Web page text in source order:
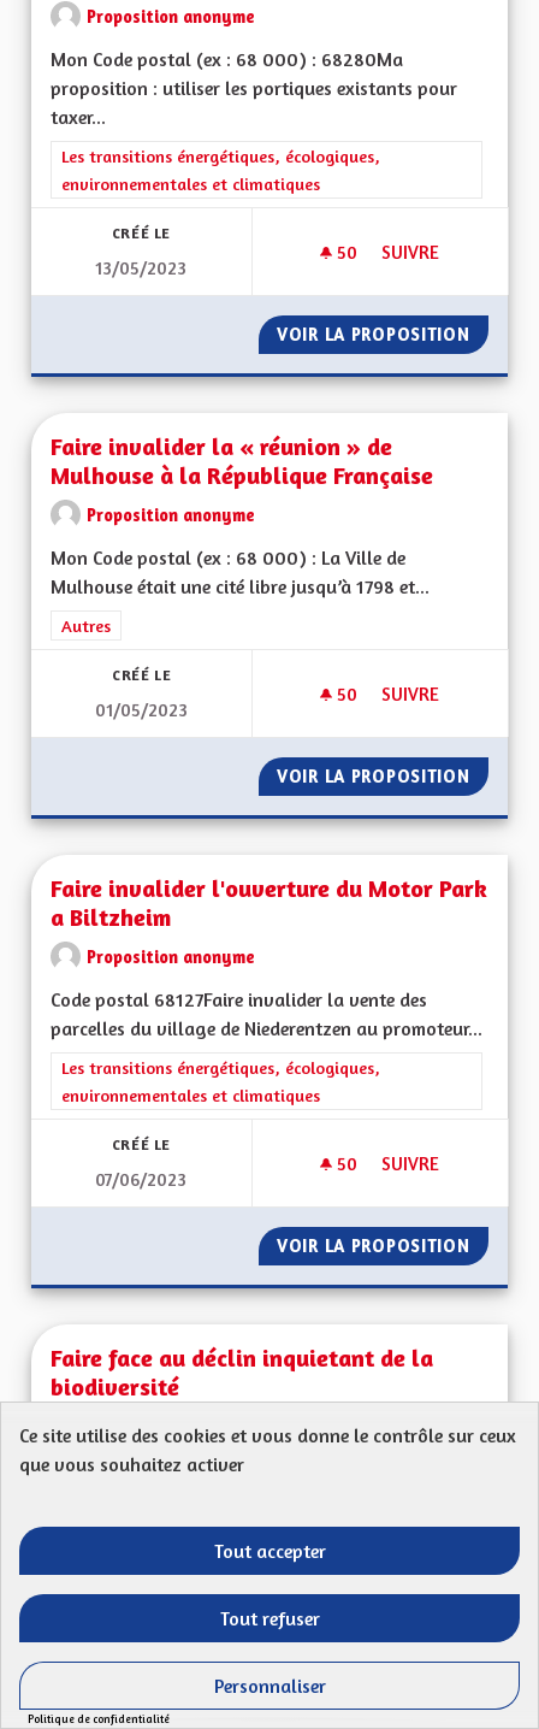
Proposition anonyme
Mon Code postal (ex : 68 000) : 68280Ma
proposition : utiliser les portiques existants pour
taxer...
Filtrer les résultats de la catégorie : Les transitions
Les transitions énergétiques, écologiques,
environnementales et climatiques
CRÉÉ LE
13/05/2023
50 50 ABONNÉS
SUIVRE
VOIR LA PROPOSITION FAIRE
Faire invalider la « réunion » de
Mulhouse à la République Française
Proposition anonyme
Mon Code postal (ex : 68 000) : La Ville de
Mulhouse était une cité libre jusqu’à 1798 et...
Filtrer les résultats de la catégorie : Autres
Autres
CRÉÉ LE
01/05/2023
50 50 ABONNÉS
SUIVRE
VOIR LA PROPOSITION FAIRE
Faire invalider l'ouverture du Motor Park
a Biltzheim
Proposition anonyme
Code postal 68127Faire invalider la vente des
parcelles du village de Niederentzen au promoteur...
Filtrer les résultats de la catégorie : Les transitions
Les transitions énergétiques, écologiques,
environnementales et climatiques
CRÉÉ LE
07/06/2023
50 50 ABONNÉS
SUIVRE
VOIR LA PROPOSITION FAIRE
Faire face au déclin inquietant de la
biodiversité
Louis
Mon Code postal 68210Il est maintenant impossible
environnementales et climatiques
18/04/2023
VOIR LA PROPOSITIONFAIRE
Ce site utilise des cookies et vous donne le contrôle sur ceux
que vous souhaitez activer
Tout accepter
Tout refuser
Personnaliser
Politique de confidentialité